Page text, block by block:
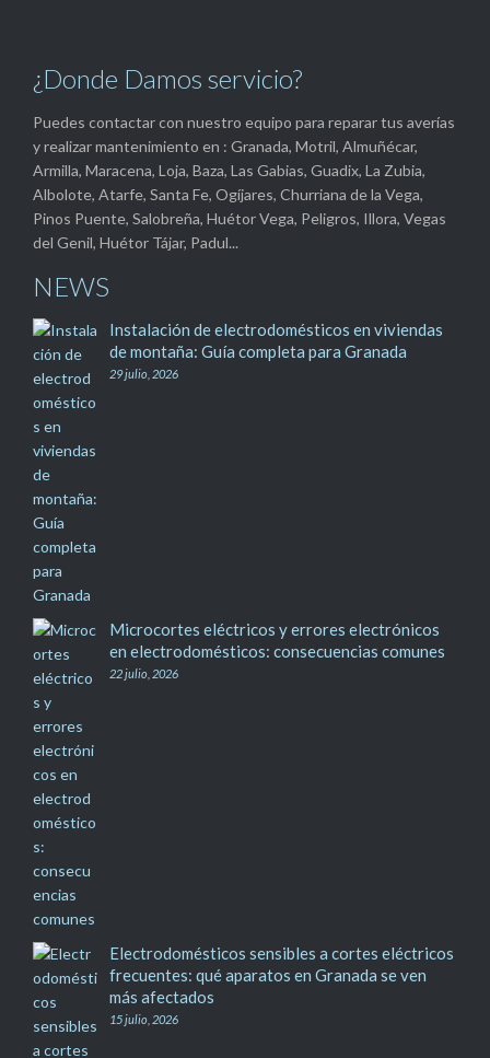
¿Donde Damos servicio?
Puedes contactar con nuestro equipo para reparar tus averías
y realizar mantenimiento en : Granada, Motril, Almuñécar,
Armilla, Maracena, Loja, Baza, Las Gabias, Guadix, La Zubia,
Albolote, Atarfe, Santa Fe, Ogíjares, Churriana de la Vega,
Pinos Puente, Salobreña, Huétor Vega, Peligros, Illora, Vegas
del Genil, Huétor Tájar, Padul...
NEWS
Instalación de electrodomésticos en viviendas
de montaña: Guía completa para Granada
29 julio, 2026
Microcortes eléctricos y errores electrónicos
en electrodomésticos: consecuencias comunes
22 julio, 2026
Electrodomésticos sensibles a cortes eléctricos
frecuentes: qué aparatos en Granada se ven
más afectados
15 julio, 2026